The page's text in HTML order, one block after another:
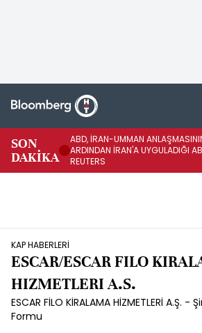
SON
DAKİKA
ABD, İRAN-UMMAN
ARDINDAN İRAN'A UYGULADIĞI
REUTERS
KAP HABERLERİ
ESCAR/ESCAR FILO
HIZMETLERI A.S.
ESCAR FİLO KİRALAMA HİZMETLERİ A.Ş. -
Formu